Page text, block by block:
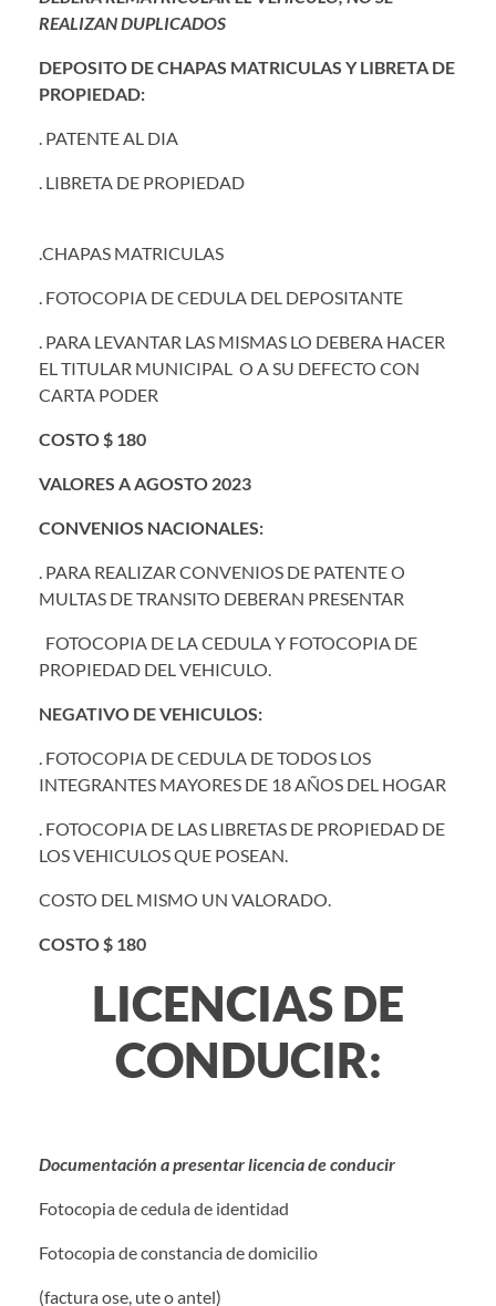
REALIZAN DUPLICADOS
DEPOSITO DE CHAPAS MATRICULAS Y LIBRETA DE
PROPIEDAD:
. PATENTE AL DIA
. LIBRETA DE PROPIEDAD
.CHAPAS MATRICULAS
. FOTOCOPIA DE CEDULA DEL DEPOSITANTE
. PARA LEVANTAR LAS MISMAS LO DEBERA HACER
EL TITULAR MUNICIPAL O A SU DEFECTO CON
CARTA PODER
COSTO $ 180
VALORES A AGOSTO 2023
CONVENIOS NACIONALES:
. PARA REALIZAR CONVENIOS DE PATENTE O
MULTAS DE TRANSITO DEBERAN PRESENTAR
FOTOCOPIA DE LA CEDULA Y FOTOCOPIA DE
PROPIEDAD DEL VEHICULO.
NEGATIVO DE VEHICULOS:
. FOTOCOPIA DE CEDULA DE TODOS LOS
INTEGRANTES MAYORES DE 18 AÑOS DEL HOGAR
. FOTOCOPIA DE LAS LIBRETAS DE PROPIEDAD DE
LOS VEHICULOS QUE POSEAN.
COSTO DEL MISMO UN VALORADO.
COSTO $ 180
LICENCIAS DE
CONDUCIR:
Documentación a presentar licencia de conducir
Fotocopia de cedula de identidad
Fotocopia de constancia de domicilio
(factura ose, ute o antel)